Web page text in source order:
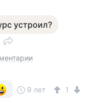
устроил?
9 лет 1